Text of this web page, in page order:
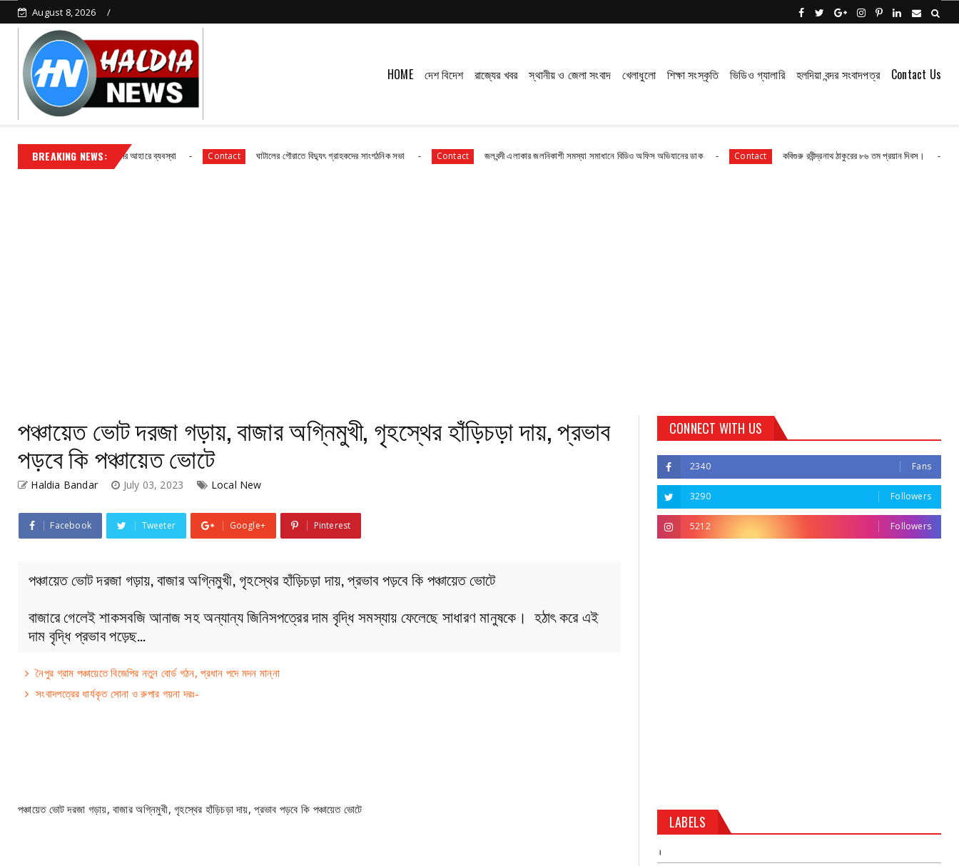
August 8, 2026
HOME দেশ বিদেশ রাজ্যের খবর স্থানীয় ও জেলা সংবাদ খেলাধুলো শিক্ষা সংস্কৃতি ভিডিও গ্যালারি হলদিয়া বন্দর সংবাদপত্র Contact Us
BREAKING NEWS:
বিদ্যালয় ছাত্র ছাত্রীদের আহারে ব্যবস্থা Contact ঘাটালের গৌরাতে বিদ্যুৎ গ্রাহকদের সাংগঠনিক সভা Contact জলবন্দী এলাকার জলনিকাশী সমস্যা সমাধানে বিডিও অফিস অভিযানের ডাক Contact কবিগুরু রবীন্দ্রনাথ ঠাকুরের ৮৬ তম প্রয়ান দিবস। Contact
পঞ্চায়েত ভোট দরজা গড়ায়, বাজার অগ্নিমুখী, গৃহস্থের হাঁড়িচড়া দায়, প্রভাব
পড়বে কি পঞ্চায়েত ভোটে
Haldia Bandar July 03, 2023 Local New
Facebook Tweeter Google+ Pinterest
পঞ্চায়েত ভোট দরজা গড়ায়, বাজার অগ্নিমুখী, গৃহস্থের হাঁড়িচড়া দায়, প্রভাব পড়বে কি পঞ্চায়েত ভোটে
বাজারে গেলেই শাকসবজি আনাজ সহ অন্যান্য জিনিসপত্রের দাম বৃদ্ধি সমস্যায় ফেলেছে সাধারণ মানুষকে। হঠাৎ করে এই
দাম বৃদ্ধি প্রভাব পড়েছ…
নৈপুর গ্রাম পঞ্চায়েতে বিজেপির নতুন বোর্ড গঠন, প্রধান পদে মদন মান্না
সংবাদপত্রের ধার্যকৃত সোনা ও রুপার গয়না দরঃ-
পঞ্চায়েত ভোট দরজা গড়ায়, বাজার অগ্নিমুখী, গৃহস্থের হাঁড়িচড়া দায়, প্রভাব পড়বে কি পঞ্চায়েত ভোটে
CONNECT WITH US
2340 Fans
3290 Followers
5212 Followers
LABELS
।